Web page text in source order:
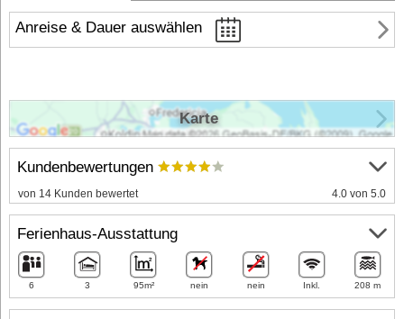
Anreise & Dauer auswählen
Kundenbewertungen
von 14 Kunden bewertet 4.0 von 5.0
Ferienhaus-Ausstattung
6 3 95m² nein nein Inkl. 208 m
Karte